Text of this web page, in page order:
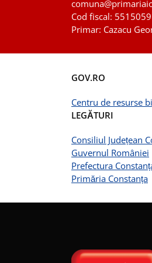
comuna
Cod fiscal: 5515059
Primar: Cazacu
GOV.RO
Centru de resurse
LEGĂTURI
Consiliul Județean
Guvernul României
Prefectura
Primăria Constanța